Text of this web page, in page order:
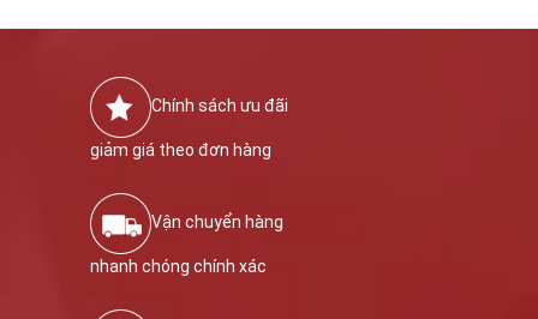
Chính sách ưu đãi
giảm giá theo đơn hàng
Vận chuyển hàng
nhanh chóng chính xác